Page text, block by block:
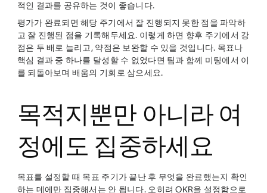
적인 결과를 공유하는 것이 좋습니다.
평가가 완료되면 해당 주기에서 잘 진행되지 못한 점을 파악하
고 잘 진행된 점을 기록해두세요. 이렇게 하면 향후 주기에서 강
점은 두 배로 늘리고, 약점은 보완할 수 있을 것입니다. 목표나
핵심 결과 중 하나를 달성할 수 없었다면 팀과 함께 미팅에서 이
를 되돌아보며 배움의 기회로 삼으세요.
목적지뿐만 아니라 여
정에도 집중하세요
목표를 설정할 때 목표 주기가 끝난 후 무엇을 완료했는지 확인
하는 데에만 집중해서는 안 됩니다. 오히려 OKR을 설정함으로